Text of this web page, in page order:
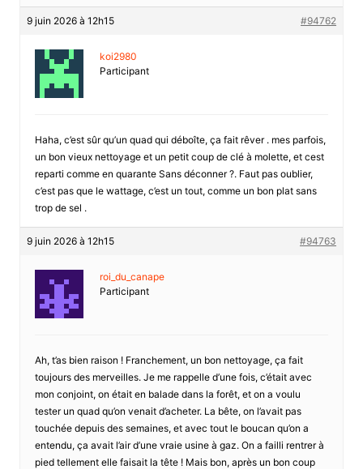
9 juin 2026 à 12h15 #94762
koi2980
Participant
Haha, c’est sûr qu’un quad qui déboîte, ça fait rêver . mes parfois,
un bon vieux nettoyage et un petit coup de clé à molette, et cest
reparti comme en quarante Sans déconner ?. Faut pas oublier,
c’est pas que le wattage, c’est un tout, comme un bon plat sans
trop de sel .
9 juin 2026 à 12h15 #94763
roi_du_canape
Participant
Ah, t’as bien raison ! Franchement, un bon nettoyage, ça fait
toujours des merveilles. Je me rappelle d’une fois, c’était avec
mon conjoint, on était en balade dans la forêt, et on a voulu
tester un quad qu’on venait d’acheter. La bête, on l’avait pas
touchée depuis des semaines, et avec tout le boucan qu’on a
entendu, ça avait l’air d’une vraie usine à gaz. On a failli rentrer à
pied tellement elle faisait la tête ! Mais bon, après un bon coup